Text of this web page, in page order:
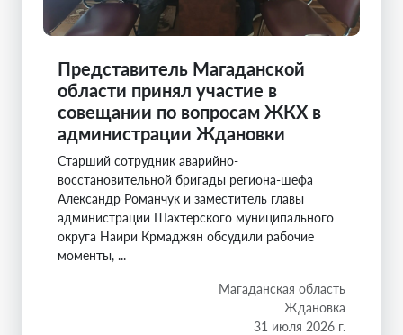
Представитель Магаданской
области принял участие в
совещании по вопросам ЖКХ в
администрации Ждановки
Старший сотрудник аварийно-
восстановительной бригады региона-шефа
Александр Романчук и заместитель главы
администрации Шахтерского муниципального
округа Наири Крмаджян обсудили рабочие
моменты, ...
Магаданская область
Ждановка
31 июля 2026 г.